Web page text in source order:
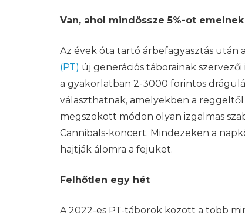
Van, ahol mindössze 5%-ot emelnek
Az évek óta tartó árbefagyasztás után
(PT) új generációs táborainak
a gyakorlatban 2-3000 forintos
választhatnak, amelyekben a
megszokott módon olyan izgalmas
Cannibals-koncert. Mindezeken a
hajtják álomra a fejüket.
Felhőtlen egy hét
A 2022-es PT-táborok között a több